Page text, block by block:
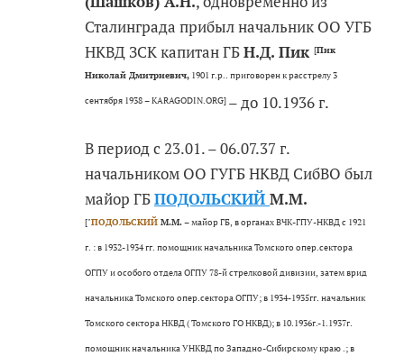
Сталинграда прибыл начальник ОО УГБ
НКВД ЗСК капитан ГБН.Д. Пик[Пик
Николай Дмитриевич, 1901 г.р.. приговорен к расстрелу 3
сентября 1938 – KARAGODIN.ORG] – до 10.1936 г.
В период с 23.01. – 06.07.37 г.
начальником ОО ГУГБ НКВД СибВО был
майор ГБПОДОЛЬСКИЙМ.М.
["ПОДОЛЬСКИЙ М.М.– майор ГБ, в органах ВЧК-ГПУ-НКВД с 1921
г. : в 1932-1934 гг. помощник начальника Томского опер.сектора
ОГПУ и особого отдела ОГПУ 78-й стрелковой дивизии, затем врид
начальника Томского опер.сектора ОГПУ; в 1934-1935гг. начальник
Томского сектора НКВД ( Томского ГО НКВД); в 10.1936г.-1.1937г.
помощник начальника УНКВД по Западно-Сибирскому краю .; в